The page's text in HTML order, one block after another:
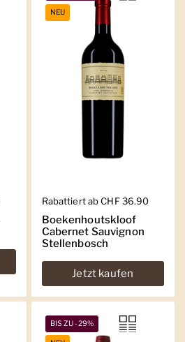
Regulärer Preis
Rabattiert ab CHF 36.90
Boekenhoutskloof
Cabernet Sauvignon
Stellenbosch
Jetzt kaufen
NEU
BIS ZU -29%